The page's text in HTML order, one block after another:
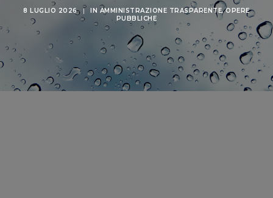
8 LUGLIO 2026 | IN AMMINISTRAZIONE TRASPARENTE,OPERE
PUBBLICHE